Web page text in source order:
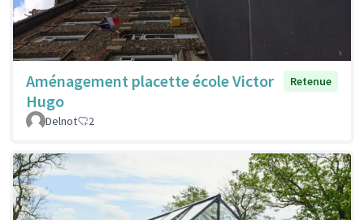
Aménagement placette école Victor
Hugo
Retenue
Delnot 2